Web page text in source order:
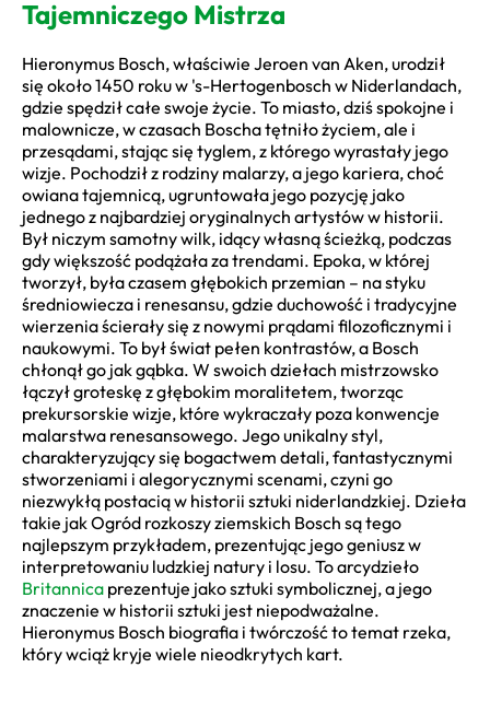
Tajemniczego Mistrza
Hieronymus Bosch, właściwie Jeroen van Aken, urodził
się około 1450 roku w 's-Hertogenbosch w Niderlandach,
gdzie spędził całe swoje życie. To miasto, dziś spokojne i
malownicze, w czasach Boscha tętniło życiem, ale i
przesądami, stając się tyglem, z którego wyrastały jego
wizje. Pochodził z rodziny malarzy, a jego kariera, choć
owiana tajemnicą, ugruntowała jego pozycję jako
jednego z najbardziej oryginalnych artystów w historii.
Był niczym samotny wilk, idący własną ścieżką, podczas
gdy większość podążała za trendami. Epoka, w której
tworzył, była czasem głębokich przemian – na styku
średniowiecza i renesansu, gdzie duchowość i tradycyjne
wierzenia ścierały się z nowymi prądami filozoficznymi i
naukowymi. To był świat pełen kontrastów, a Bosch
chłonął go jak gąbka. W swoich dziełach mistrzowsko
łączył groteskę z głębokim moralitetem, tworząc
prekursorskie wizje, które wykraczały poza konwencje
malarstwa renesansowego. Jego unikalny styl,
charakteryzujący się bogactwem detali, fantastycznymi
stworzeniami i alegorycznymi scenami, czyni go
niezwykłą postacią w historii sztuki niderlandzkiej. Dzieła
takie jak Ogród rozkoszy ziemskich Bosch są tego
najlepszym przykładem, prezentując jego geniusz w
interpretowaniu ludzkiej natury i losu. To arcydzieło
Britannica prezentuje jako sztuki symbolicznej, a jego
znaczenie w historii sztuki jest niepodważalne.
Hieronymus Bosch biografia i twórczość to temat rzeka,
który wciąż kryje wiele nieodkrytych kart.